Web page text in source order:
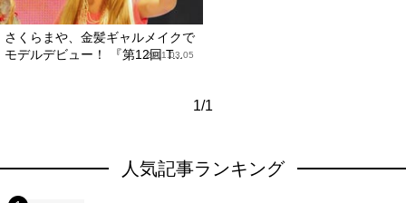
さくらまや、金髪ギャルメイクで
モデルデビュー！ 『第12回 T...
2011.03.05
1/1
人気記事ランキング